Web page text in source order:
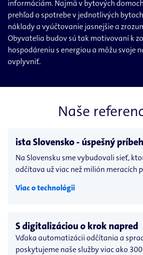
informáciám. Najmä v bytových
prehľad o spotrebe v jednotlivých
náklady a vyúčtovanie jasnejšie a
Obyvatelia budov sú tak motivovaní k
hospodáreniu s energiou a môžu svoje
ovplyvniť.
Naše
ista Slovensko - úspešný príbeh
Na Slovensku sme vybudovali sieť,
odčítava už viac než milión meracích
Viac o technológii
S digitalizáciou o krok napred
Vďaka automatizácii odčítania a
poskytujeme naše služby viac ako